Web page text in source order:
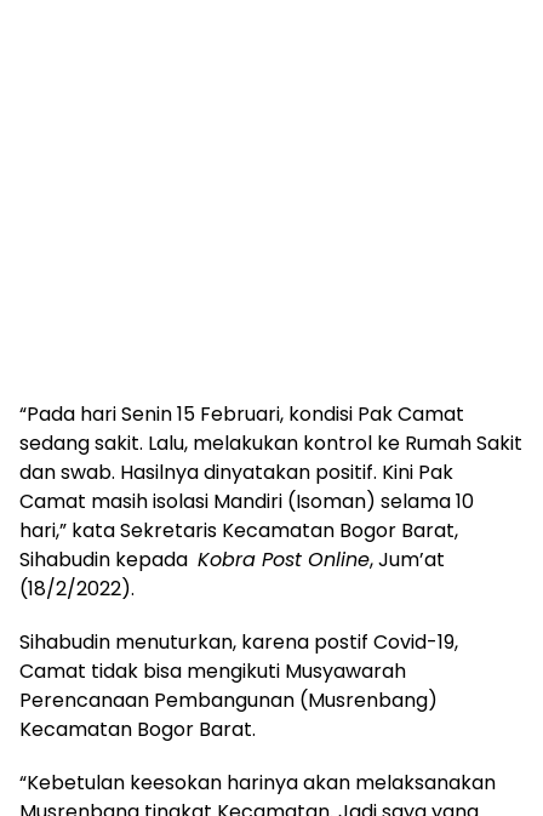
“Pada hari Senin 15 Februari, kondisi Pak Camat
sedang sakit. Lalu, melakukan kontrol ke Rumah Sakit
dan swab. Hasilnya dinyatakan positif. Kini Pak
Camat masih isolasi Mandiri (Isoman) selama 10
hari,” kata Sekretaris Kecamatan Bogor Barat,
Sihabudin kepada Kobra Post Online, Jum’at
(18/2/2022).
Sihabudin menuturkan, karena postif Covid-19,
Camat tidak bisa mengikuti Musyawarah
Perencanaan Pembangunan (Musrenbang)
Kecamatan Bogor Barat.
“Kebetulan keesokan harinya akan melaksanakan